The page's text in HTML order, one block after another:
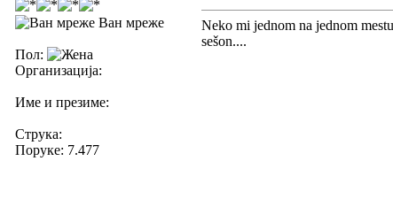
Ван мреже
Пол:
Организација:
Име и презиме:
Струка:
Поруке: 7.477
Neko mi jednom na jednom
sešon....